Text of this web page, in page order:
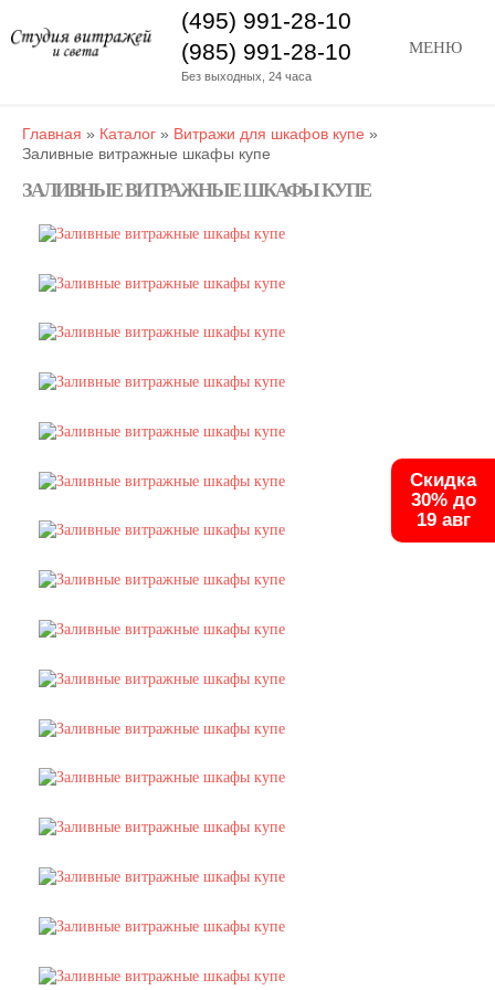
МЕНЮ
(495) 991-28-10
(985) 991-28-10
Без выходных, 24 часа
Главная » Каталог » Витражи для шкафов купе »
Заливные витражные шкафы купе
ЗАЛИВНЫЕ ВИТРАЖНЫЕ ШКАФЫ КУПЕ
Скидка
30% до
19 авг